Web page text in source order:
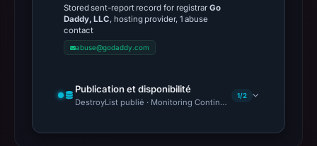
Stored sent-report record for registrar Go
Daddy, LLC, hosting provider, 1 abuse
contact
abuse@godaddy.com
Publication et disponibilité
DestroyList publié · Monitoring Continues
1/2